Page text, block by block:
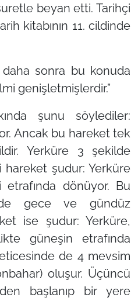
beyan etti. Tarihçi
kitabının 11. cildinde
daha sonra bu konuda
genişletmişlerdir.”
şunu söylediler:
Ancak bu hareket tek
Yerküre 3 şekilde
hareket şudur: Yerküre
dönüyor. Bu
gece ve gündüz
ise şudur: Yerküre,
güneşin etrafında
de 4 mevsim
oluşur. Üçüncü
başlanıp bir yere